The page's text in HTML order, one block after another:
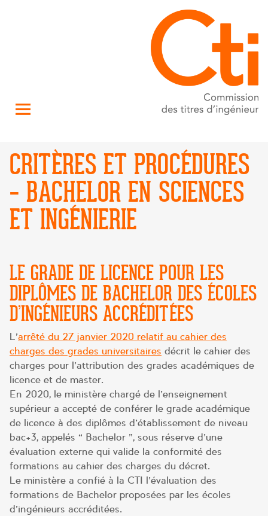
CRITÈRES ET PROCÉDURES
– BACHELOR EN SCIENCES
ET INGÉNIERIE
LE GRADE DE LICENCE POUR LES
DIPLÔMES DE BACHELOR DES ÉCOLES
D’INGÉNIEURS ACCRÉDITÉES
L’arrêté du 27 janvier 2020 relatif au cahier des
charges des grades universitaires décrit le cahier des
charges pour l’attribution des grades académiques de
licence et de master.
En 2020, le ministère chargé de l’enseignement
supérieur a accepté de conférer le grade académique
de licence à des diplômes d’établissement de niveau
bac+3, appelés « Bachelor », sous réserve d’une
évaluation externe qui valide la conformité des
formations au cahier des charges du décret.
Le ministère a confié à la CTI l’évaluation des
formations de Bachelor proposées par les écoles
d’ingénieurs accréditées.